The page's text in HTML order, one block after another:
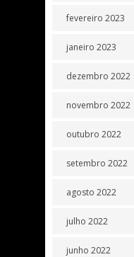
fevereiro 2023
janeiro 2023
dezembro 2022
novembro 2022
outubro 2022
setembro 2022
agosto 2022
julho 2022
junho 2022